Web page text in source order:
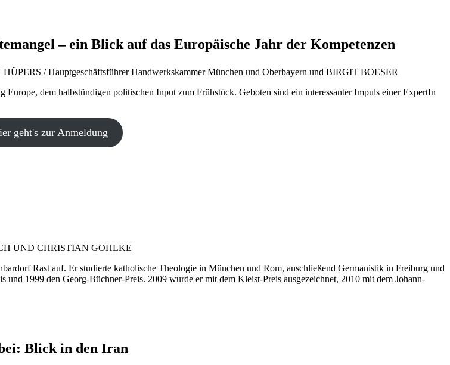
– ein Blick auf das Europäische Jahr der Kompetenzen
/ Hauptgeschäftsführer Handwerkskammer München und Oberbayern und BIRGIT BOESER
dem halbstündigen politischen Input zum Frühstück. Geboten sind ein interessanter Impuls einer ExpertIn
geht's zur Anmeldung
UND CHRISTIAN GOHLKE
Rast auf. Er studierte katholische Theologie in München und Rom, anschließend Germanistik in Freiburg und
1999 den Georg-Büchner-Preis. 2009 wurde er mit dem Kleist-Preis ausgezeichnet, 2010 mit dem Johann-
Blick in den Iran